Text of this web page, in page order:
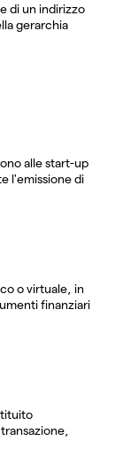
di un indirizzo
gerarchia
alle start-up
l'emissione di
o virtuale, in
finanziari